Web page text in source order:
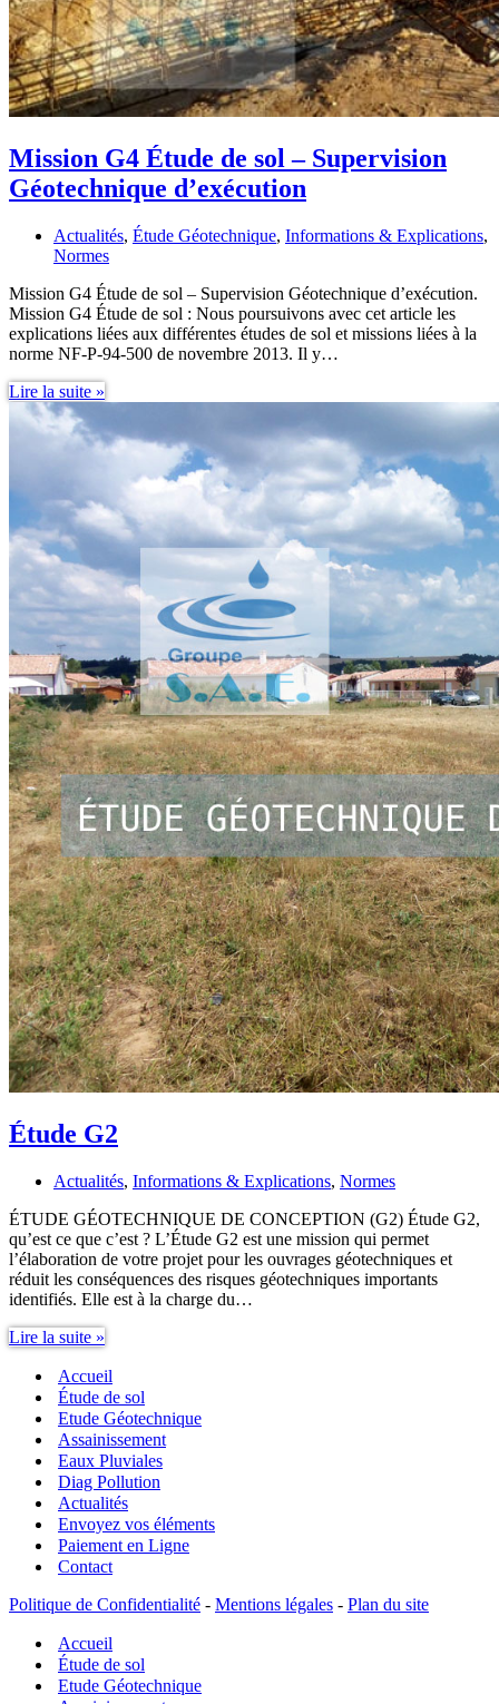
Mission G4 Étude de sol – Supervision
Géotechnique d’exécution
Actualités, Étude Géotechnique, Informations & Explications,
Normes
Mission G4 Étude de sol – Supervision Géotechnique d’exécution.
Mission G4 Étude de sol : Nous poursuivons avec cet article les
explications liées aux différentes études de sol et missions liées à la
norme NF-P-94-500 de novembre 2013. Il y…
Lire la suite »
Étude
de
Supervision
Géotechnique
d’exécution
Étude G2
Actualités, Informations & Explications, Normes
ÉTUDE GÉOTECHNIQUE DE CONCEPTION (G2) Étude G2,
qu’est ce que c’est ? L’Étude G2 est une mission qui permet
l’élaboration de votre projet pour les ouvrages géotechniques et
réduit les conséquences des risques géotechniques importants
identifiés. Elle est à la charge du…
Lire la suite »
Accueil
Étude de sol
Etude Géotechnique
Assainissement
Eaux Pluviales
Diag Pollution
Actualités
Envoyez vos éléments
Paiement en Ligne
Contact
Politique de Confidentialité - Mentions légales - Plan du site
Accueil
Étude de sol
Etude Géotechnique